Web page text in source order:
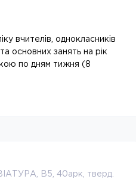
вчителів, однокласників
основних занять на рік
по дням тижня (8
В5, 40арк, тверд.